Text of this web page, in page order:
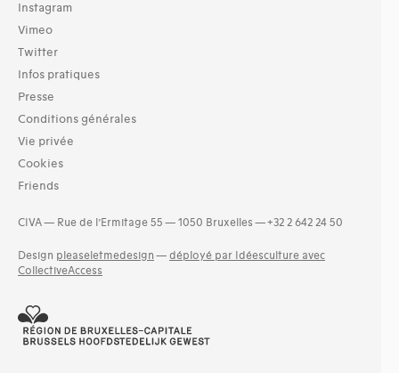
Instagram
Vimeo
Twitter
Infos pratiques
Presse
Conditions générales
Vie privée
Cookies
Friends
CIVA — Rue de l’Ermitage 55 — 1050 Bruxelles — +32 2 642 24 50
Design pleaseletmedesign — déployé par Idéesculture avec
CollectiveAccess